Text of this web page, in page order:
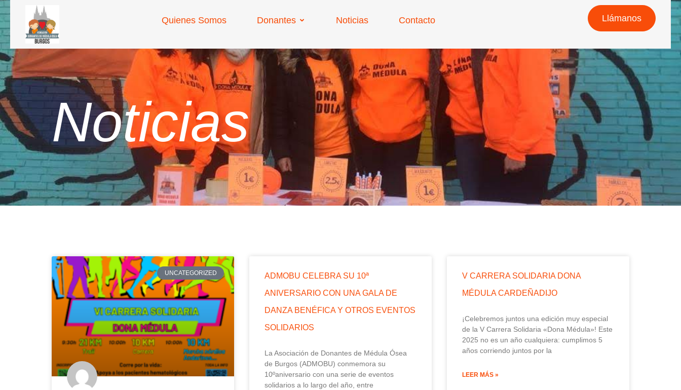
Quienes Somos Donantes Noticias Contacto Llámanos
Noticias
UNCATEGORIZED
ADMOBU CELEBRA SU 10ª
ANIVERSARIO CON UNA GALA DE
DANZA BENÉFICA Y OTROS EVENTOS
SOLIDARIOS
La Asociación de Donantes de Médula Ósea
de Burgos (ADMOBU) conmemora su
10ºaniversario con una serie de eventos
solidarios a lo largo del año, entre
V CARRERA SOLIDARIA DONA
MÉDULA CARDEÑADIJO
¡Celebremos juntos una edición muy especial
de la V Carrera Solidaria «Dona Médula»! Este
2025 no es un año cualquiera: cumplimos 5
años corriendo juntos por la
LEER MÁS »